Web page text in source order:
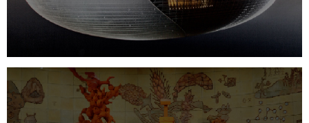
文化艺术 剧院 智慧展馆 展馆网站建设
农业展览馆